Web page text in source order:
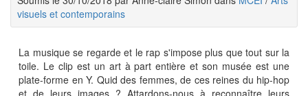
visuels et contemporains
La musique se regarde et le rap s'impose plus que tout sur la
toile. Le clip est un art à part entière et son musée est une
plate-forme en Y. Quid des femmes, de ces reines du hip-hop
et de leurs images ? Attardons-nous à reconnaître leurs